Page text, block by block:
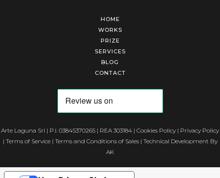
HOME
WORKS
PRIZE
SERVICES
BLOG
CONTACT
Arte Laguna Srl | P.I. 03845370265 | REA 303184 | Cookies Policy | Privacy Policy
| Terms of Service| Terms and Conditions of Sales| Technical Development By
AK